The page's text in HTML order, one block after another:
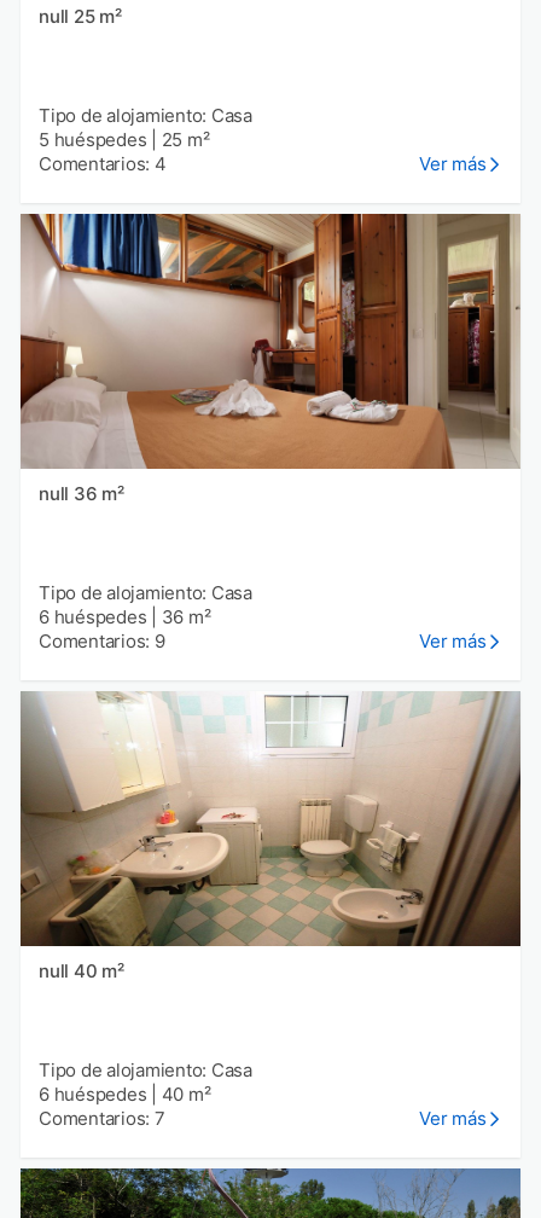
null 25 m²
Tipo de alojamiento: Casa
5 huéspedes
25 m²
Comentarios: 4
Ver más
null 36 m²
Tipo de alojamiento: Casa
6 huéspedes
36 m²
Comentarios: 9
Ver más
null 40 m²
Tipo de alojamiento: Casa
6 huéspedes
40 m²
Comentarios: 7
Ver más